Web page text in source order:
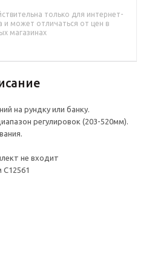
только для интернет-
и может отличаться от цен в
магазинах
на рундку или банку.
регулировок (203-520мм).
не входит
С12561